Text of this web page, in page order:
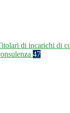
di incarichi di
47